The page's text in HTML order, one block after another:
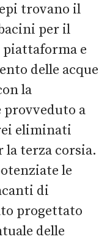
trovano il
per il
piattaforma e
delle acque
la
provveduto a
eliminati
la terza corsia.
le
di
progettato
delle